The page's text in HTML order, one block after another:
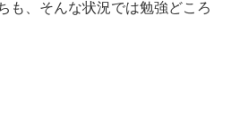
も、そんな状況では勉強どころ